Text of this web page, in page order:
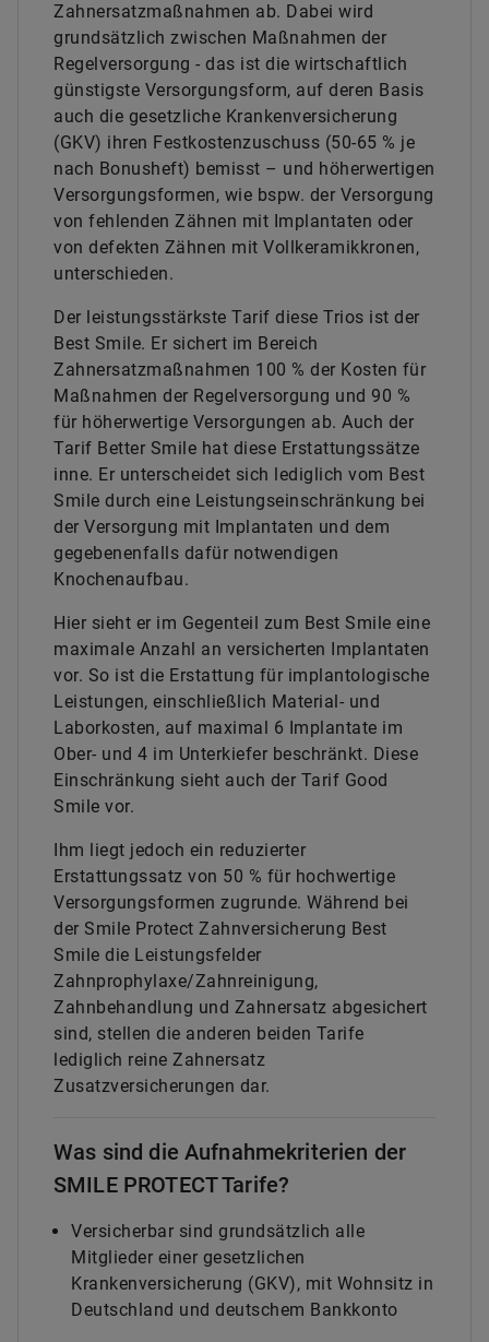
Zahnersatzmaßnahmen ab. Dabei wird
grundsätzlich zwischen Maßnahmen der
Regelversorgung - das ist die wirtschaftlich
günstigste Versorgungsform, auf deren Basis
auch die gesetzliche Krankenversicherung
(GKV) ihren Festkostenzuschuss (50-65 % je
nach Bonusheft) bemisst – und höherwertigen
Versorgungsformen, wie bspw. der Versorgung
von fehlenden Zähnen mit Implantaten oder
von defekten Zähnen mit Vollkeramikkronen,
unterschieden.
Der leistungsstärkste Tarif diese Trios ist der
Best Smile. Er sichert im Bereich
Zahnersatzmaßnahmen 100 % der Kosten für
Maßnahmen der Regelversorgung und 90 %
für höherwertige Versorgungen ab. Auch der
Tarif Better Smile hat diese Erstattungssätze
inne. Er unterscheidet sich lediglich vom Best
Smile durch eine Leistungseinschränkung bei
der Versorgung mit Implantaten und dem
gegebenenfalls dafür notwendigen
Knochenaufbau.
Hier sieht er im Gegenteil zum Best Smile eine
maximale Anzahl an versicherten Implantaten
vor. So ist die Erstattung für implantologische
Leistungen, einschließlich Material- und
Laborkosten, auf maximal 6 Implantate im
Ober- und 4 im Unterkiefer beschränkt. Diese
Einschränkung sieht auch der Tarif Good
Smile vor.
Ihm liegt jedoch ein reduzierter
Erstattungssatz von 50 % für hochwertige
Versorgungsformen zugrunde. Während bei
der Smile Protect Zahnversicherung Best
Smile die Leistungsfelder
Zahnprophylaxe/Zahnreinigung,
Zahnbehandlung und Zahnersatz abgesichert
sind, stellen die anderen beiden Tarife
lediglich reine Zahnersatz
Zusatzversicherungen dar.
Was sind die Aufnahmekriterien der
SMILE PROTECT Tarife?
Versicherbar sind grundsätzlich alle
Mitglieder einer gesetzlichen
Krankenversicherung (GKV), mit Wohnsitz in
Deutschland und deutschem Bankkonto